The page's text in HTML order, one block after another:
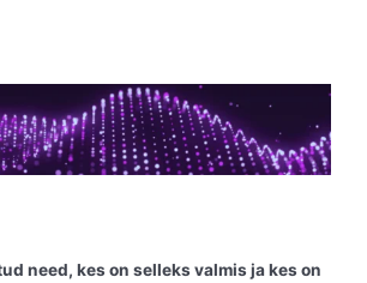
need, kes on selleks valmis ja kes on